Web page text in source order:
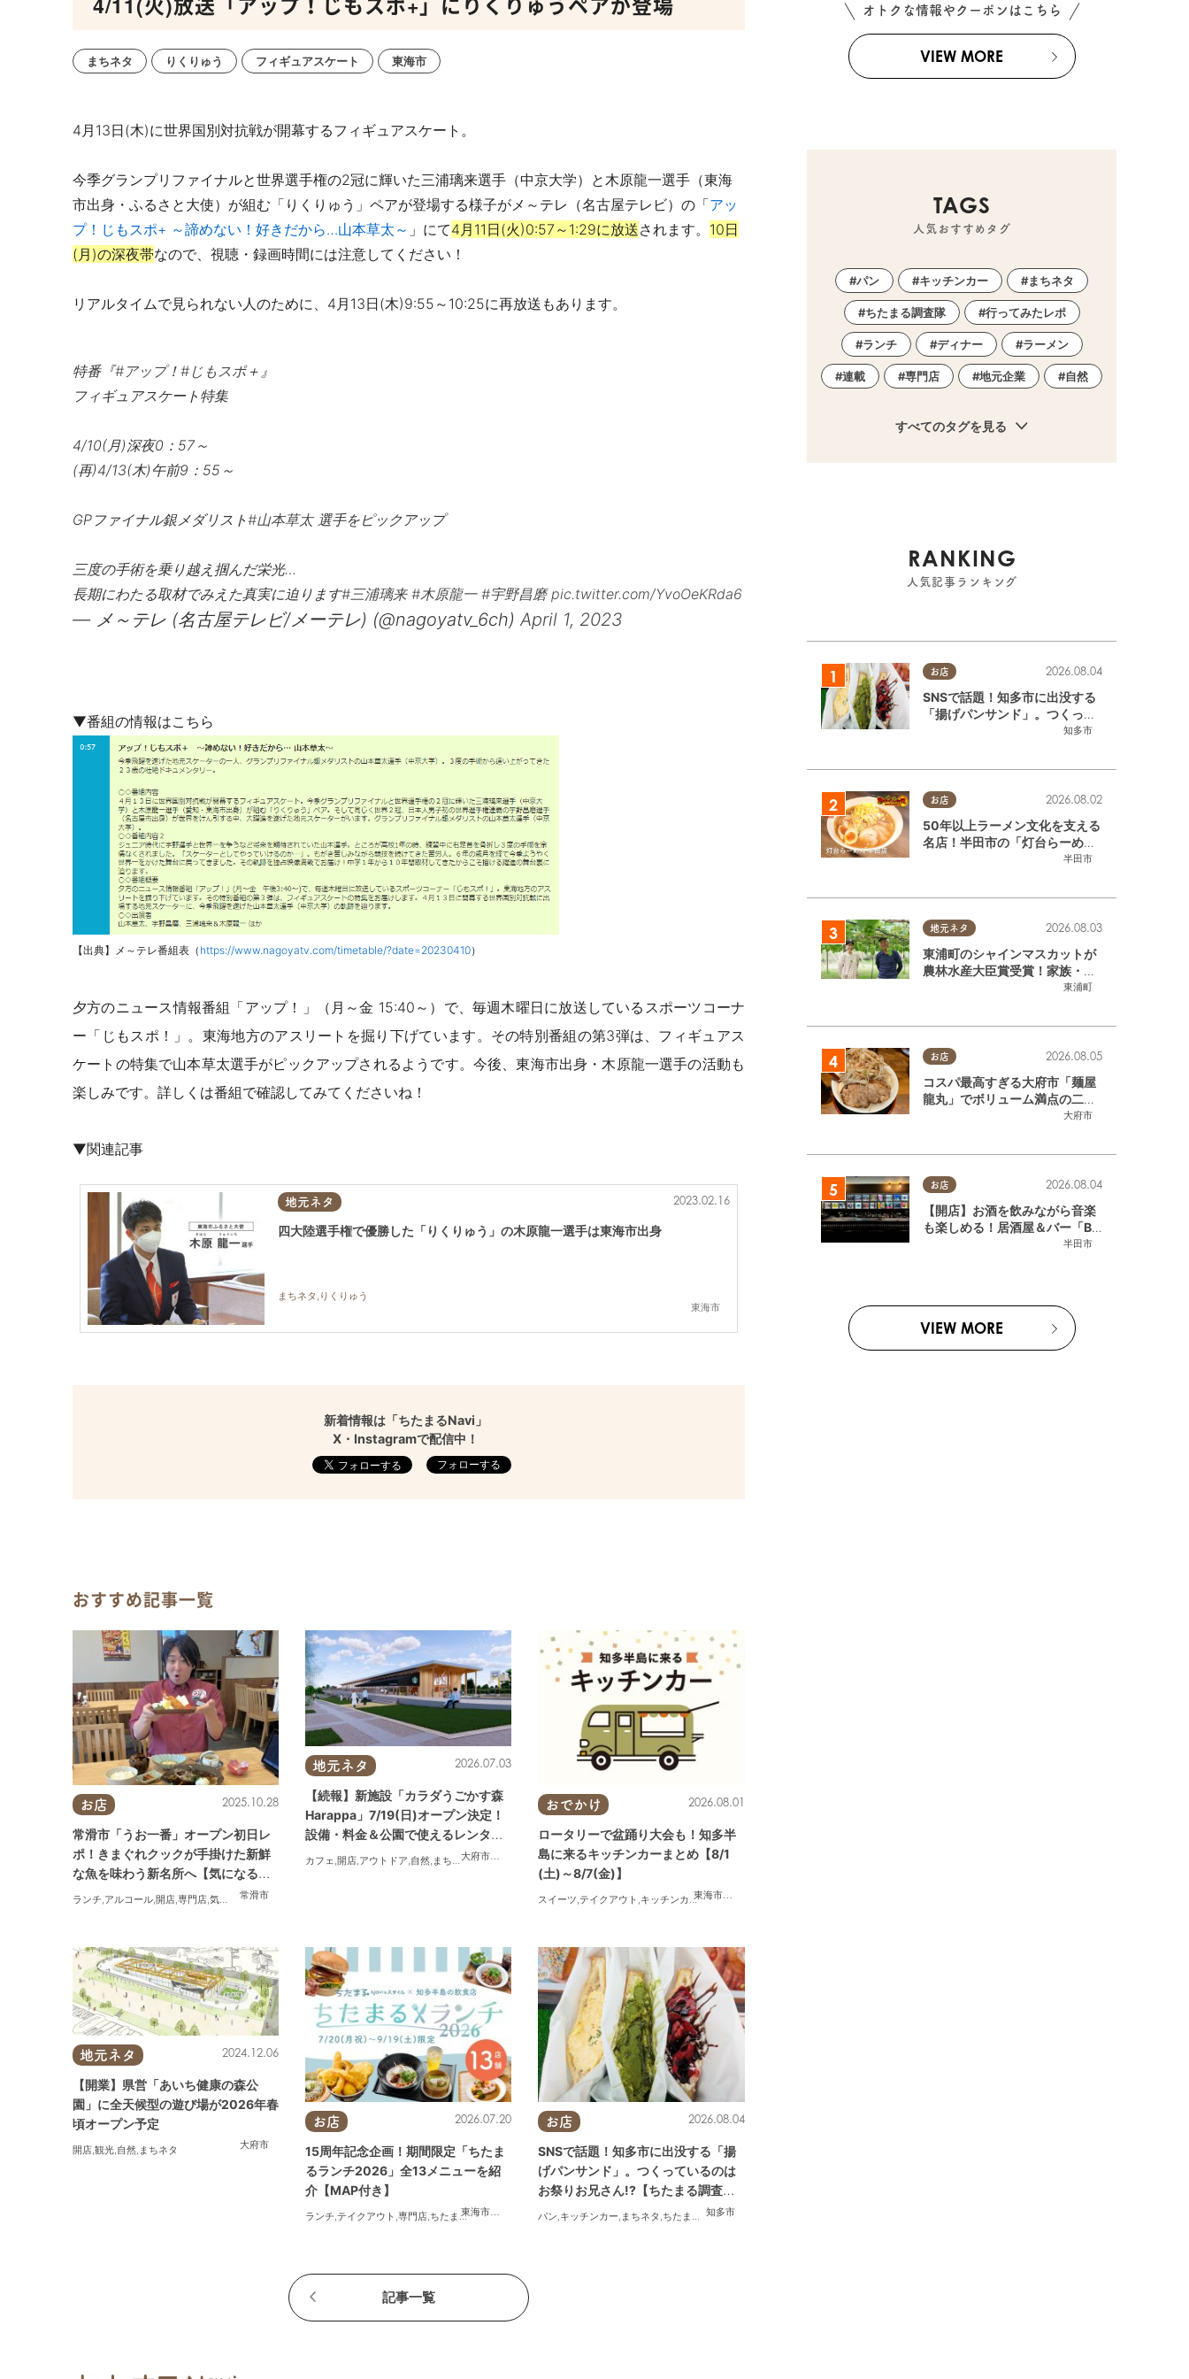
まちネタ りくりゅう フィギュアスケート 東海市
4月13日(木)に世界国別対抗戦が開幕するフィギュアスケート。
今季グランプリファイナルと世界選手権の2冠に輝いた三浦璃来選手（中京大学）と木原龍一選手（東海
市出身・ふるさと大使）が組む「りくりゅう」ペアが登場する様子がメ～テレ（名古屋テレビ）の 「アッ
プ！じもスポ+ ～諦めない！好きだから…山本草太～ 」にて4月11日(火)0:57～1:29に放送されます。 10日
(月)の深夜帯なので、視聴・録画時間には注意してください！
リアルタイムで見られない人のために、4月13日(木)9:55～10:25に再放送もあります。
特番『#アップ！ #じもスポ＋』
フィギュアスケート特集
4/10(月)深夜0：57～
(再)4/13(木)午前9：55～
GPファイナル銀メダリスト#山本草太選手をピックアップ
三度の手術を乗り越え掴んだ栄光…
長期にわたる取材でみえた真実に迫ります#三浦璃来 #木原龍一 #宇野昌磨 pic.twitter.com/YvoOeKRda6
— メ～テレ (名古屋テレビ/メーテレ) (@nagoyatv_6ch) April 1, 2023
▼番組の情報はこちら
【出典】メ～テレ番組表（ https://www.nagoyatv.com/timetable/?date=20230410）
夕方のニュース情報番組「アップ！」（月～金 15:40～）で、毎週木曜日に放送しているスポーツコーナ
ー「じもスポ！」。東海地方のアスリートを掘り下げています。その特別番組の第3弾は、フィギュアス
ケートの特集で山本草太選手がピックアップされるようです。今後、東海市出身・木原龍一選手の活動も
楽しみです。詳しくは番組で確認してみてくださいね！
▼関連記事
地元ネタ
東海市
2023.02.16
四大陸選手権で優勝した「りくりゅう」の木原龍一選手は東海市出身
まちネタ,りくりゅう
新着情報は「ちたまるNavi」
X・Instagramで配信中！
フォローする
おすすめ記事一覧
お店
常滑市
2025.10.28
常滑市「うお一番」オープン初日レ
ポ！きまぐれクックが手掛けた新鮮
な魚を味わう新名所へ【気になるリ
サーチ#31】
ランチ,アルコール,開店,専門店,気になるリサーチ
地元ネタ
大府市
,東浦町
2026.07.03
【続報】新施設「カラダうごかす森
Harappa」7/19(日)オープン決定！
設備・料金＆公園で使えるレンタル
アイテムも登場
カフェ,開店,アウトドア,自然, まちネタ ,家族,友人 ペット,トレンド,KURUTOHP
おでかけ
東海市
, 大府市
2026.08.01
ロータリーで盆踊り大会も！知多半
島に来るキッチンカーまとめ【8/1
(土)～8/7(金)】
スイーツ,テイクアウト ,キッチンカー ,イベント
地元ネタ
大府市
2024.12.06
【開業】県営「あいち健康の森公
園」に全天候型の遊び場が2026年春
頃オープン予定
開店,観光,自然, まちネタ
お店
東海市
,大府市 知多市 東浦町, 半田市 常滑市 武豊町
2026.07.20
15周年記念企画！期間限定「ちたま
るランチ2026」全13メニューを紹
介【MAP付き】
ランチ,テイクアウト ,専門店,ちたまるスタイル掲載店 ,まとめ記事,家族,カップル,おひとりさま,友人
お店
知多市
2026.08.04
SNSで話題！知多市に出没する「揚
げパンサンド」。つくっているのは
お祭りお兄さん!?【ちたまる調査隊#
55】
パン,キッチンカー, まちネタ ,ちたまる調査隊 ,
記事一覧
オトクな情報やクーポンはこちら
VIEW MORE
TAGS
人気おすすめタグ
パン キッチンカー まちネタ
ちたまる調査隊 行ってみたレポ
ランチ ディナー ラーメン
連載 専門店 地元企業 自然
すべてのタグを見る
RANKING
人気記事ランキング
お店
知多市
2026.08.04
SNSで話題！知多市に出没する
「揚げパンサンド」。つくって
いるのはお祭りお兄さん!?【ち
お店
半田市
2026.08.02
50年以上ラーメン文化を支える
名店！半田市の「灯台らーめん
半田店」へ【熱血ラーメン伝 8
地元ネタ
東浦町
2026.08.03
東浦町のシャインマスカットが
農林水産大臣賞受賞！家族・仲
間と歩んだ「水野農園」ブドウ
お店
大府市
2026.08.05
コスパ最高すぎる大府市「麺屋
龍丸」でボリューム満点の二郎
系ラーメンを堪能してきた
お店
半田市
2026.08.04
【開店】お酒を飲みながら音楽
も楽しめる！居酒屋＆バー「BL
OOMY（ブルーミー）」が7/3
VIEW MORE